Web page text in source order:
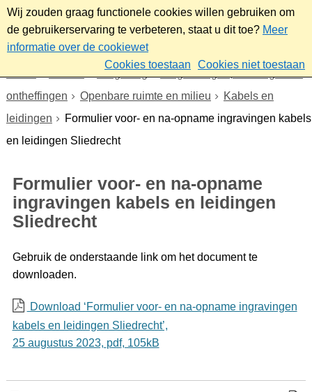
Wij zouden graag functionele cookies willen gebruiken om
de gebruikerservaring te verbeteren, staat u dit toe? Meer
informatie over de cookiewet
Cookies toestaan
Cookies niet toestaan
Omgeving
Vergunningen, meldingen en
ontheffingen
Openbare ruimte en milieu
Kabels en
leidingen
Formulier voor- en na-opname ingravingen kabels
en leidingen Sliedrecht
Formulier voor- en na-opname
ingravingen kabels en leidingen
Sliedrecht
Gebruik de onderstaande link om het document te
downloaden.
Download ‘Formulier voor- en na-opname ingravingen
kabels en leidingen Sliedrecht’,
25 augustus 2023, pdf, 105kB